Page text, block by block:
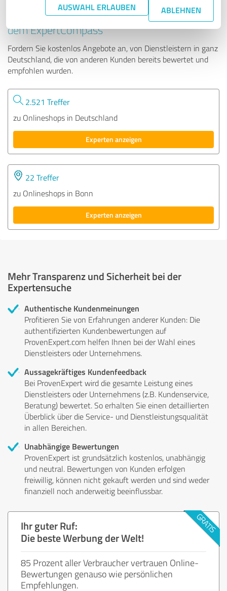
AUSWAHL ERLAUBEN ABLEHNEN
Tipp: Die passenden Experten finden - mit
dem ExpertCompass
Fordern Sie kostenlos Angebote an, von Dienstleistern in ganz
Deutschland, die von anderen Kunden bereits bewertet und
empfohlen wurden.
2.521 Treffer
zu Onlineshops in Deutschland
Experten anzeigen
22 Treffer
zu Onlineshops in Bonn
Experten anzeigen
Mehr Transparenz und Sicherheit bei der
Expertensuche
Authentische Kundenmeinungen
Profitieren Sie von Erfahrungen anderer Kunden: Die
authentifizierten Kundenbewertungen auf
ProvenExpert.com helfen Ihnen bei der Wahl eines
Dienstleisters oder Unternehmens.
Aussagekräftiges Kundenfeedback
Bei ProvenExpert wird die gesamte Leistung eines
Dienstleisters oder Unternehmens (z.B. Kundenservice,
Beratung) bewertet. So erhalten Sie einen detaillierten
Überblick über die Service- und Dienstleistungsqualität
in allen Bereichen.
Unabhängige Bewertungen
ProvenExpert ist grundsätzlich kostenlos, unabhängig
und neutral. Bewertungen von Kunden erfolgen
freiwillig, können nicht gekauft werden und sind weder
finanziell noch anderweitig beeinflussbar.
Ihr guter Ruf:
Die beste Werbung der Welt!
85 Prozent aller Verbraucher vertrauen Online-
Bewertungen genauso wie persönlichen
Empfehlungen.